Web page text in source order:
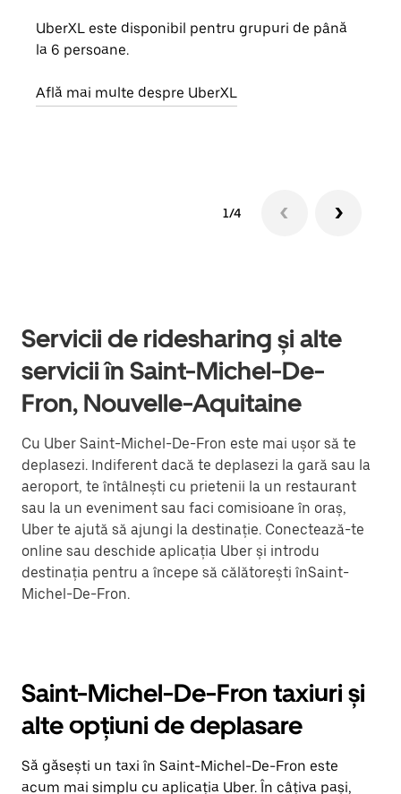
UberXL este disponibil pentru grupuri de până
la 6 persoane.
Află mai multe despre UberXL
1/4
Servicii de ridesharing și alte
servicii în Saint-Michel-De-
Fron, Nouvelle-Aquitaine
Cu Uber Saint-Michel-De-Fron este mai ușor să te
deplasezi. Indiferent dacă te deplasezi la gară sau la
aeroport, te întâlnești cu prietenii la un restaurant
sau la un eveniment sau faci comisioane în oraș,
Uber te ajută să ajungi la destinație. Conectează-te
online sau deschide aplicația Uber și introdu
destinația pentru a începe să călătorești înSaint-
Michel-De-Fron.
Saint-Michel-De-Fron taxiuri și
alte opțiuni de deplasare
Să găsești un taxi în Saint-Michel-De-Fron este
acum mai simplu cu aplicația Uber. În câțiva pași,